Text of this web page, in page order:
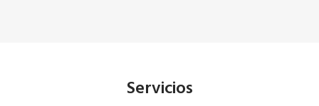
Servicios